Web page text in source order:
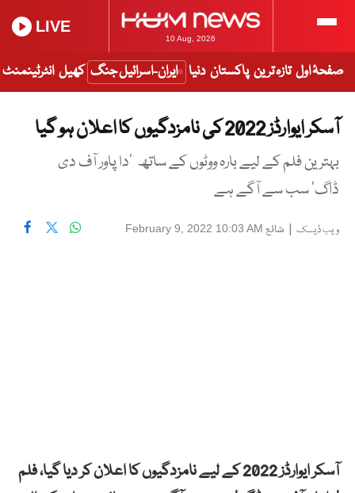
10 Aug, 2026
LIVE
صفحۂ اول تازہ ترین پاکستان دنیا ایران-اسرائیل جنگ کھیل انٹرٹینمنٹ
آسکر ایوارڈز 2022 کی نامزدگیوں کا اعلان ہو گیا
بہترین فلم کے لیے بارہ ووٹوں کے ساتھ 'دا پاور آف دی
ڈاگ' سب سے آگے ہے
ویب ڈیسک | شائع February 9, 2022 10:03 AM
آسکرایوارڈز2022 کے لیےنامزدگیوںکااعلانکردیاگیا،فلم